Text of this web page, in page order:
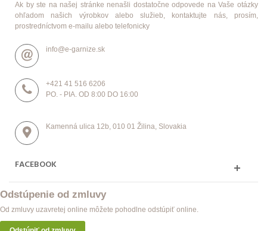
Ak by ste na našej stránke nenašli dostatočne odpovede na Vaše otázky
ohľadom našich výrobkov alebo služieb, kontaktujte nás, prosím,
prostredníctvom e-mailu alebo telefonicky
info@e-garnize.sk
+421 41 516 6206
PO. - PIA. OD 8:00 DO 16:00
Kamenná ulica 12b, 010 01 Žilina, Slovakia
FACEBOOK
Odstúpenie od zmluvy
Od zmluvy uzavretej online môžete pohodlne odstúpiť online.